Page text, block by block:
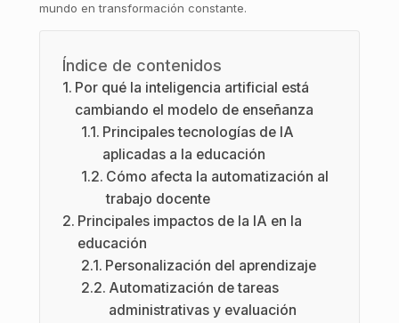
mundo en transformación constante.
Índice de contenidos
Por qué la inteligencia artificial está
cambiando el modelo de enseñanza
Principales tecnologías de IA
aplicadas a la educación
Cómo afecta la automatización al
trabajo docente
Principales impactos de la IA en la
educación
Personalización del aprendizaje
Automatización de tareas
administrativas y evaluación